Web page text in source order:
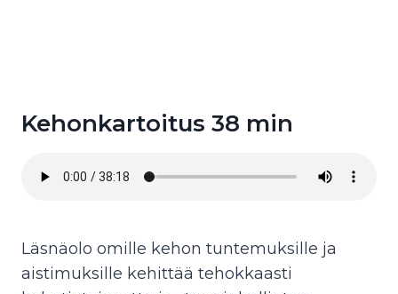
Kehonkartoitus 38 min
Läsnäolo omille kehon tuntemuksille ja
aistimuksille kehittää tehokkaasti